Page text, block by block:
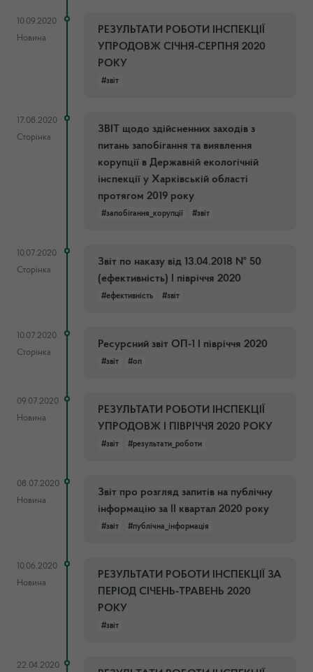
10.09.2020
Новина
РЕЗУЛЬТАТИ РОБОТИ ІНСПЕКЦІЇ
УПРОДОВЖ СІЧНЯ-СЕРПНЯ 2020
РОКУ
#звіт
17.08.2020
Сторінка
ЗВІТ щодо здійсненних заходів з
питань запобігання та виявлення
корупції в Державній екологічній
інспекції у Харківській області
протягом 2019 року
#запобігання_корупції #звіт
10.07.2020
Сторінка
Звіт по наказу від 13.04.2018 № 50
(ефективність) І півріччя 2020
#ефективність #звіт
10.07.2020
Сторінка
Ресурсний звіт ОП-1 І півріччя 2020
#звіт #оп
09.07.2020
Новина
РЕЗУЛЬТАТИ РОБОТИ ІНСПЕКЦІЇ
УПРОДОВЖ І ПІВРІЧЧЯ 2020 РОКУ
#звіт #результати_роботи
08.07.2020
Новина
Звіт про розгляд запитів на публічну
інформацію за II квартал 2020 року
#звіт #публічна_інформація
10.06.2020
Новина
РЕЗУЛЬТАТИ РОБОТИ ІНСПЕКЦІЇ ЗА
ПЕРІОД СІЧЕНЬ-ТРАВЕНЬ 2020
РОКУ
#звіт
22.04.2020